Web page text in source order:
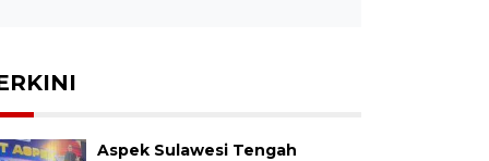
Aspek Sulawesi Tengah